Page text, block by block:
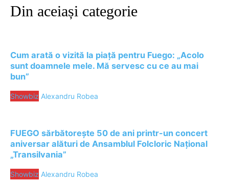
Din aceiași categorie
Cum arată o vizită la piață pentru Fuego: „Acolo
sunt doamnele mele. Mă servesc cu ce au mai
bun”
Showbiz Alexandru Robea
FUEGO sărbătorește 50 de ani printr-un concert
aniversar alături de Ansamblul Folcloric Național
„Transilvania”
Showbiz Alexandru Robea